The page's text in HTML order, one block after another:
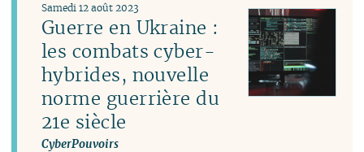
Guerre en Ukraine :
les combats cyber-
hybrides, nouvelle
norme guerrière du
21e siècle
CyberPouvoirs
Samedi 12 août 2023